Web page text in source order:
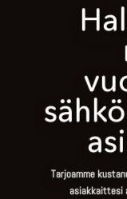
Tarjoamme
asiakkaittesi